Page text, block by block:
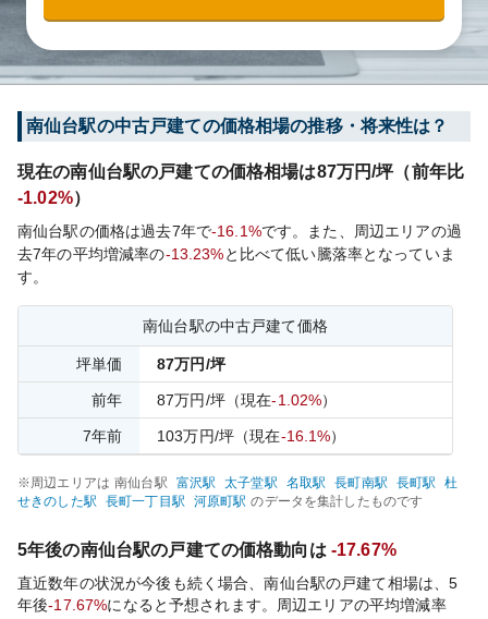
南仙台駅の中古戸建ての価格相場の推移・将来性は？
現在の南仙台駅の戸建ての価格相場は87万円/坪（前年比
-1.02%）
南仙台駅の価格は過去7年で-16.1%です。
また、周辺エリアの過
去7年の平均増減率の-13.23%と比べて低い騰落率となっていま
す。
南仙台駅の中古戸建て価格
坪単価 87万円/坪
前年 87万円/坪（現在-1.02%）
7年前 103万円/坪 （現在-16.1%）
※周辺エリアは 南仙台駅 富沢駅 太子堂駅 名取駅 長町南駅 長町駅
杜
せきのした駅 長町一丁目駅 河原町駅 のデータを集計したものです
5年後の南仙台駅の戸建ての価格動向は -17.67%
直近数年の状況が今後も続く場合、南仙台駅の戸建て相場は、5
年後-17.67%になると予想されます。周辺エリアの平均増減率